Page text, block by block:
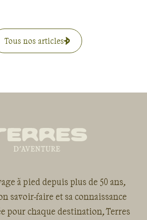
Tous nos articles
à pied depuis plus de 50 ans,
savoir-faire et sa connaissance
pour chaque destination, Terres